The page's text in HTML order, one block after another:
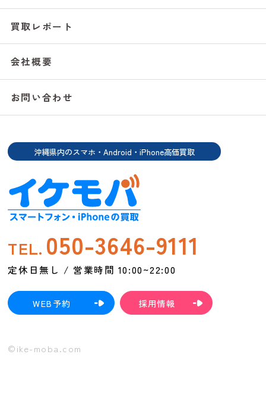
買取レポート
会社概要
お問い合わせ
沖縄県内のスマホ・Android・iPhone高価買取
TEL. 050-3646-9111
定休日無し / 営業時間 10:00~22:00
WEB予約 採用情報
©ike-moba.com